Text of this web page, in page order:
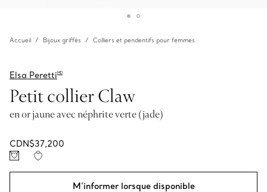
Accueil Bijoux griffés Colliers et pendentifs pour femmes
Elsa PerettiMD
Petit collier Claw
en or jaune avec néphrite verte (jade)
CDN$37,200
M’informer lorsque disponible